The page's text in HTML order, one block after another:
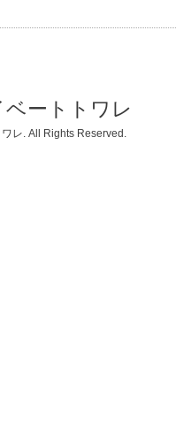
ートトワレ
レ. All Rights Reserved.